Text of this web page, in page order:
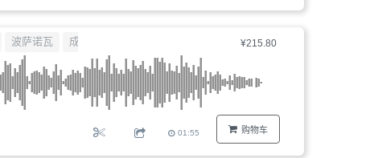
¥215.80
购物车
波萨诺瓦 成长
01:55